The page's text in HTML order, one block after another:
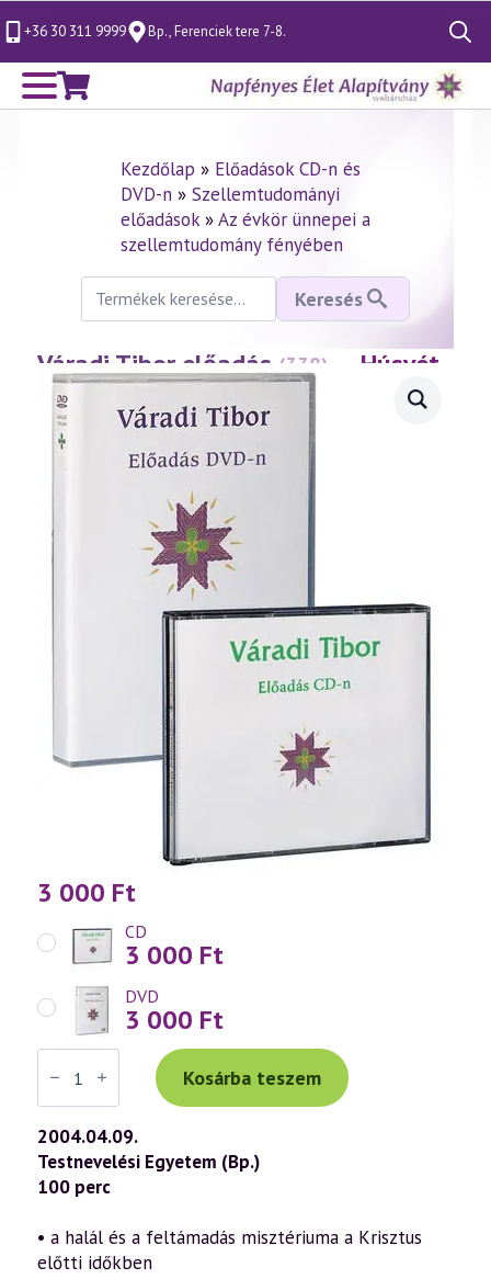
+36 30 311 9999 Bp., Ferenciek tere 7-8.
Search
for:
Kezdőlap » Előadások CD-n és
DVD-n» Szellemtudományi
előadások»Az évkör ünnepei a
szellemtudomány fényében
Keresés
következőre:
Keresés
Váradi Tibor előadás (338)
— Húsvét
misztériuma
(2004.04.09.)
3 000 Ft
CD
3 000 Ft
DVD
3 000 Ft
Váradi
Tibor
előadás
(338)
—
Húsvét
misztériuma
(2004.04.09.)
mennyiség
Kosárba teszem
2004.04.09.
Testnevelési Egyetem (Bp.)
100 perc
• a halál és a feltámadás misztériuma a Krisztus
előtti időkben